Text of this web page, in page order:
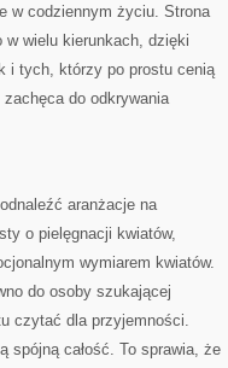
w codziennym życiu. Strona
wielu kierunkach, dzięki
i tych, którzy po prostu cenią
do odkrywania
aranżacje na
o pielęgnacji kwiatów,
wymiarem kwiatów.
do osoby szukającej
czytać dla przyjemności.
spójną całość. To sprawia, że